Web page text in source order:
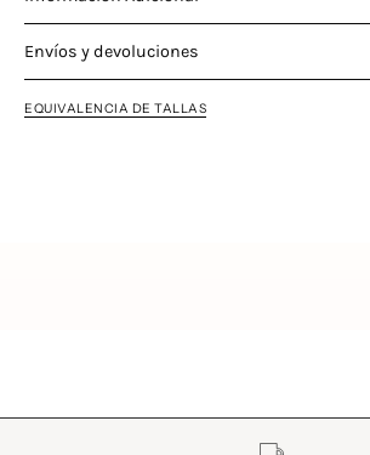
Envíos y devoluciones
EQUIVALENCIA DE TALLAS